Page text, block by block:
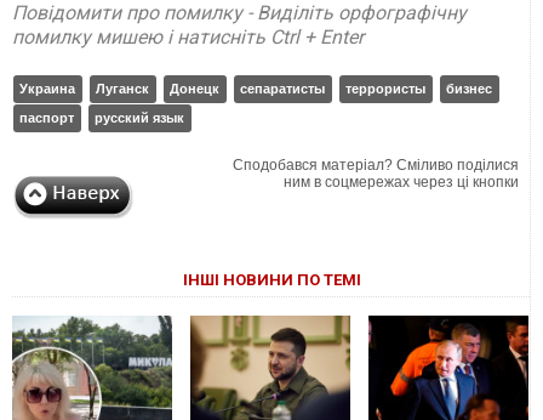
Повідомити про помилку - Виділіть орфографічну
помилку мишею і натисніть Ctrl + Enter
Украина Луганск Донецк сепаратисты террористы
бизнес
паспорт
русский язык
Сподобався матеріал? Сміливо поділися
ним в соцмережах через ці кнопки
ІНШІ НОВИНИ ПО ТЕМІ